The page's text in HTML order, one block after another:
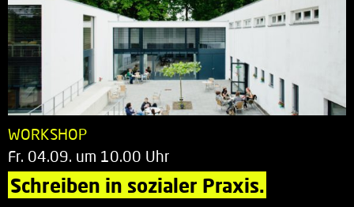
WORKSHOP
Fr. 04.09. um 10.00 Uhr
Schreiben in sozialer Praxis.